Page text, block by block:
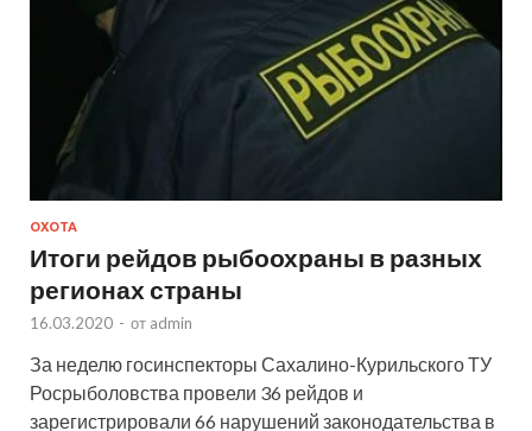
ОХОТА
Итоги рейдов рыбоохраны в разных
регионах страны
16.03.2020 - от admin
За неделю госинспекторы Сахалино-Курильского ТУ
Росрыболовства провели 36 рейдов и
зарегистрировали 66 нарушений законодательства в